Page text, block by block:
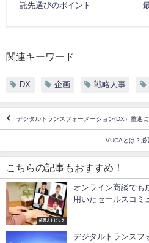
託先選びのポイント
関連キーワード
DX 企画 戦略人事
デジタルトランスフォーメーション(DX）推進
VUCAとは？必
こちらの記事もおすすめ！
経営人トピック
オンライン商談でも
用いたセールスコミ
デジタルトランスフ